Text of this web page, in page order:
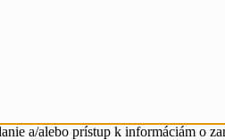
a/alebo prístup k informáciám o